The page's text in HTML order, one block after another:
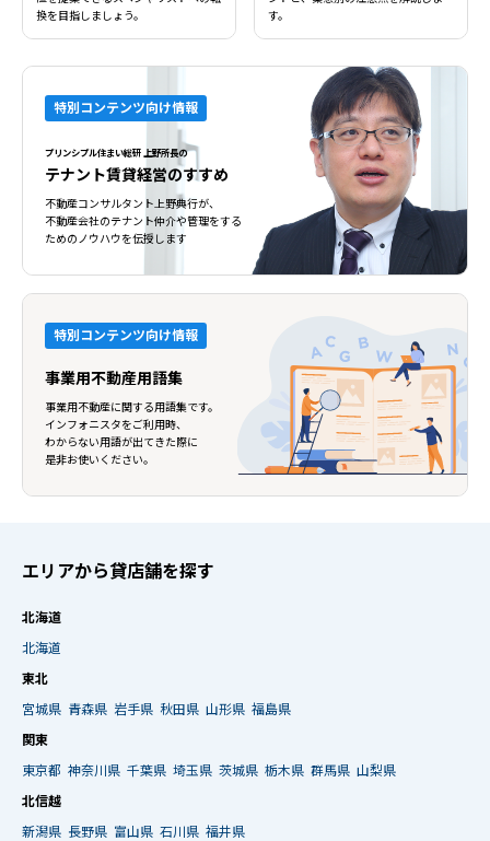
換を目指しましょう。
す。
特別コンテンツ向け情報
プリンシプル住まい総研 上野所長の
テナント賃貸経営のすすめ
不動産コンサルタント上野典行が、
不動産会社のテナント仲介や管理をする
ためのノウハウを伝授します
特別コンテンツ向け情報
事業用不動産用語集
事業用不動産に関する用語集です。
インフォニスタをご利用時、
わからない用語が出てきた際に
是非お使いください。
エリアから貸店舗を探す
北海道
北海道
東北
宮城県 青森県 岩手県 秋田県 山形県 福島県
関東
東京都 神奈川県 千葉県 埼玉県 茨城県 栃木県 群馬県 山梨県
北信越
新潟県 長野県 富山県 石川県 福井県